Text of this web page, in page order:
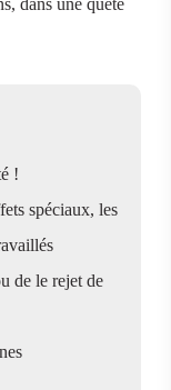
dans une quête
!
spéciaux, les
de le rejet de